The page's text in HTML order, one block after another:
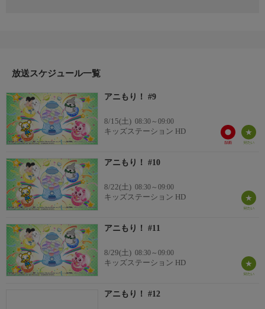
ャルプログラム。30分間で多種多様な世界観を楽しめる、“アニ
放送スケジュール一覧
アニもり！ #9
8/15(土) 08:30～09:00
キッズステーション HD
アニもり！ #10
8/22(土) 08:30～09:00
キッズステーション HD
アニもり！ #11
8/29(土) 08:30～09:00
キッズステーション HD
アニもり！ #12